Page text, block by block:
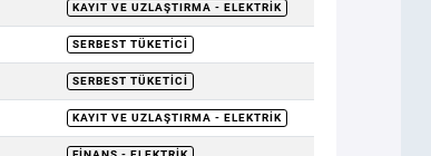
KAYIT VE UZLAŞTIRMA - ELEKTRIK
SERBEST TÜKETICI
SERBEST TÜKETICI
KAYIT VE UZLAŞTIRMA - ELEKTRIK